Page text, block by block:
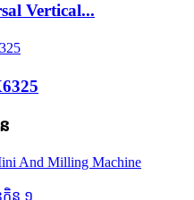
Vertical...